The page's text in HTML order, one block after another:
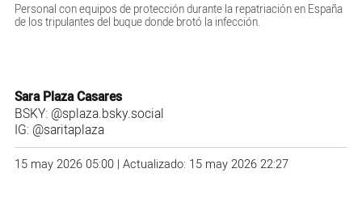
Personal con equipos de protección durante la repatriación en España
de los tripulantes del buque donde brotó la infección.
Sara Plaza Casares
BSKY: @splaza.bsky.social
IG: @saritaplaza
15 may 2026 05:00 | Actualizado: 15 may 2026 22:27